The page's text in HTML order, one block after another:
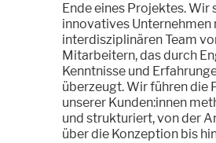
Ende eines Projektes. Wir
innovatives Unternehmen
interdisziplinären Team
Mitarbeitern, das durch
Kenntnisse und
überzeugt. Wir führen die
unserer Kunden:innen
und strukturiert, von der
über die Konzeption bis